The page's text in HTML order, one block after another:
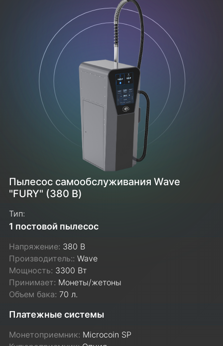
Пылесос самообслуживания Wave
"FURY" (380 В)
Тип:
1 постовой пылесос
Напряжение: 380 В
Производитель::Wave
Мощность: 3300 Вт
Принимает: Монеты/жетоны
Объем бака: 70 л.
Платежные системы
Монетоприемник: Microcoin SP